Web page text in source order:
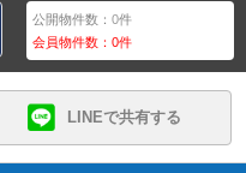
公開物件数：0件
会員物件数：0件
LINEで共有する